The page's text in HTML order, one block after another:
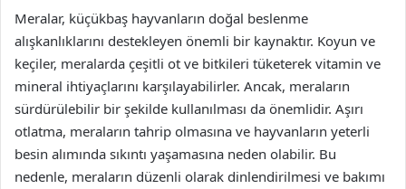
Meralar, küçükbaş hayvanların doğal beslenme
alışkanlıklarını destekleyen önemli bir kaynaktır. Koyun ve
keçiler, meralarda çeşitli ot ve bitkileri tüketerek vitamin ve
mineral ihtiyaçlarını karşılayabilirler. Ancak, meraların
sürdürülebilir bir şekilde kullanılması da önemlidir. Aşırı
otlatma, meraların tahrip olmasına ve hayvanların yeterli
besin alımında sıkıntı yaşamasına neden olabilir. Bu
nedenle, meraların düzenli olarak dinlendirilmesi ve bakımı